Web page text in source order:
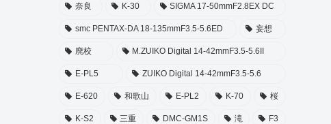
奈良 K-30 SIGMA 17-50mmF2.8EX DC
smc PENTAX-DA 18-135mmF3.5-5.6ED 妄想
廃校 M.ZUIKO Digital 14-42mmF3.5-5.6II
E-PL5 ZUIKO Digital 14-42mmF3.5-5.6
E-620 和歌山 E-PL2 K-70 桜
K-S2 三重 DMC-GM1S 滝 F3